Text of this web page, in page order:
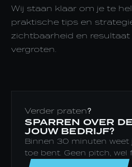
Wij staan klaar om je te
praktische tips en
zichtbaarheid en
vergroten.
Verder praten?
SPARREN OVER
JOUW BEDRIJF?
Binnen 30 minuten weet
toe bent. Geen pitch, wel